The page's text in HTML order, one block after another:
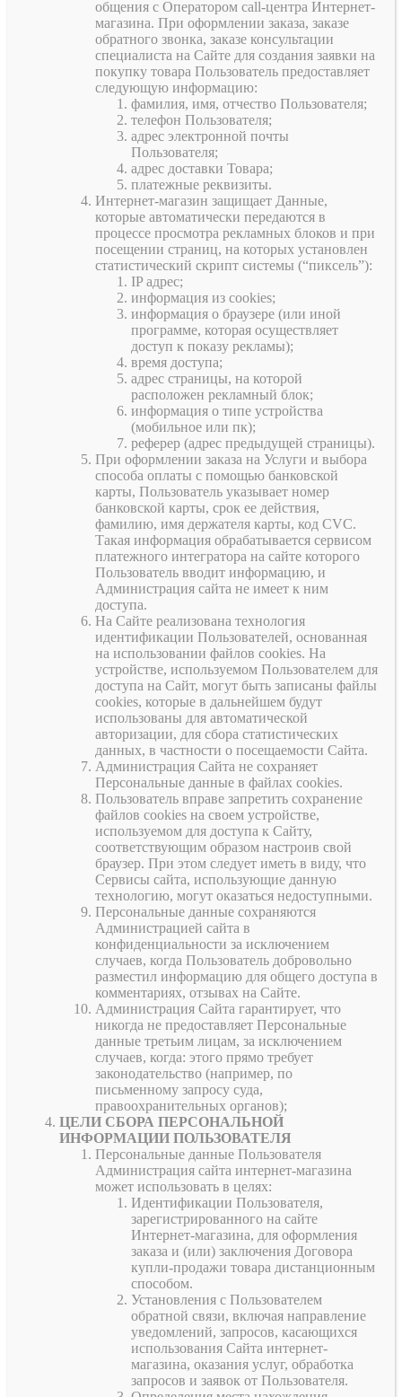
общения с Оператором call-центра Интернет-
магазина. При оформлении заказа, заказе
обратного звонка, заказе консультации
специалиста на Сайте для создания заявки на
покупку товара Пользователь предоставляет
следующую информацию:
фамилия, имя, отчество Пользователя;
телефон Пользователя;
адрес электронной почты
Пользователя;
адрес доставки Товара;
платежные реквизиты.
Интернет-магазин защищает Данные,
которые автоматически передаются в
процессе просмотра рекламных блоков и при
посещении страниц, на которых установлен
статистический скрипт системы (“пиксель”):
IP адрес;
информация из cookies;
информация о браузере (или иной
программе, которая осуществляет
доступ к показу рекламы);
время доступа;
адрес страницы, на которой
расположен рекламный блок;
информация о типе устройства
(мобильное или пк);
реферер (адрес предыдущей страницы).
При оформлении заказа на Услуги и выбора
способа оплаты с помощью банковской
карты, Пользователь указывает номер
банковской карты, срок ее действия,
фамилию, имя держателя карты, код CVC.
Такая информация обрабатывается сервисом
платежного интегратора на сайте которого
Пользователь вводит информацию, и
Администрация сайта не имеет к ним
доступа.
На Сайте реализована технология
идентификации Пользователей, основанная
на использовании файлов cookies. На
устройстве, используемом Пользователем для
доступа на Сайт, могут быть записаны файлы
cookies, которые в дальнейшем будут
использованы для автоматической
авторизации, для сбора статистических
данных, в частности о посещаемости Сайта.
Администрация Сайта не сохраняет
Персональные данные в файлах cookies.
Пользователь вправе запретить сохранение
файлов cookies на своем устройстве,
используемом для доступа к Сайту,
соответствующим образом настроив свой
браузер. При этом следует иметь в виду, что
Сервисы сайта, использующие данную
технологию, могут оказаться недоступными.
Персональные данные сохраняются
Администрацией сайта в
конфиденциальности за исключением
случаев, когда Пользователь добровольно
разместил информацию для общего доступа в
комментариях, отзывах на Сайте.
Администрация Сайта гарантирует, что
никогда не предоставляет Персональные
данные третьим лицам, за исключением
случаев, когда: этого прямо требует
законодательство (например, по
письменному запросу суда,
правоохранительных органов);
ЦЕЛИ СБОРА ПЕРСОНАЛЬНОЙ
ИНФОРМАЦИИ ПОЛЬЗОВАТЕЛЯ
Персональные данные Пользователя
Администрация сайта интернет-магазина
может использовать в целях:
Идентификации Пользователя,
зарегистрированного на сайте
Интернет-магазина, для оформления
заказа и (или) заключения Договора
купли-продажи товара дистанционным
способом.
Установления с Пользователем
обратной связи, включая направление
уведомлений, запросов, касающихся
использования Сайта интернет-
магазина, оказания услуг, обработка
запросов и заявок от Пользователя.